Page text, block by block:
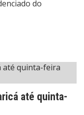
do
até quinta-